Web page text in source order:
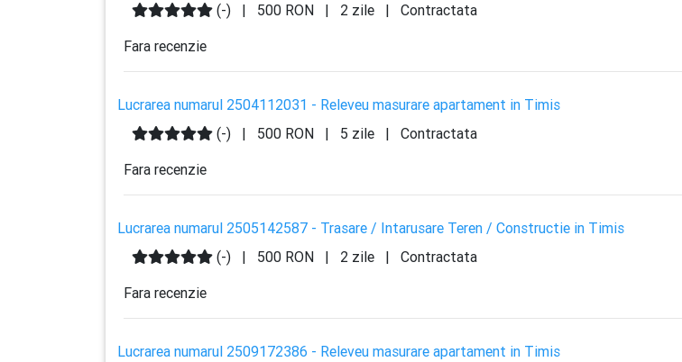
(-)
| 500 RON | 2 zile |
Contractata
Fara recenzie
Lucrarea numarul 2504112031 - Releveu masurare apartament in Timis
(-)
| 500 RON | 5 zile |
Contractata
Fara recenzie
Lucrarea numarul 2505142587 - Trasare / Intarusare Teren / Constructie in Timis
(-)
| 500 RON | 2 zile |
Contractata
Fara recenzie
Lucrarea numarul 2509172386 - Releveu masurare apartament in Timis